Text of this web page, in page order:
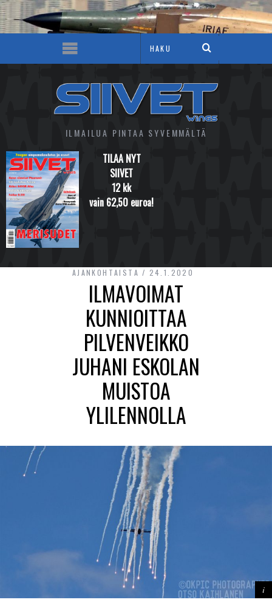
ILMAILUA PINTAA SYVEMMÄLTÄ
TILAA NYT
SIIVET
12 kk
vain 62,50 euroa!
AJANKOHTAISTA 24.1.2020
ILMAVOIMAT
KUNNIOITTAA
PILVENVEIKKO
JUHANI ESKOLAN
MUISTOA
YLILENNOLLA